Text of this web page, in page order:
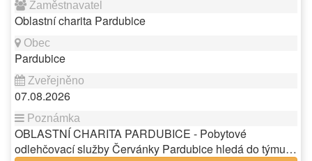
Oblastní charita Pardubice
Pardubice
07.08.2026
OBLASTNÍ CHARITA PARDUBICE - Pobytové
odlehčovací služby Červánky Pardubice hledá do týmu…